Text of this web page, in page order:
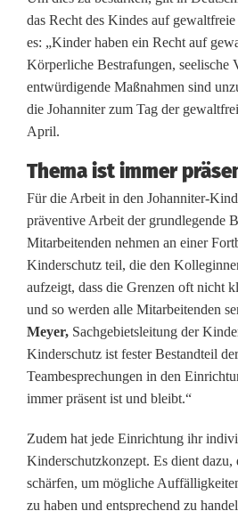
n
b
r
a
u
c
h
e
n
V
e
r
s
t
ä
das Recht des Kindes auf
es: „Kinder haben ein Recht auf
Körperliche Bestrafungen, seelische
entwürdigende Maßnahmen sind
die Johanniter zum Tag der
April.
Thema ist immer
Für die Arbeit in den Johanniter-
präventive Arbeit der grundlegende
Mitarbeitenden nehmen an einer
Kinderschutz teil, die den
aufzeigt, dass die Grenzen oft nicht
und so werden alle Mitarbeitenden
Meyer, Sachgebietsleitung der
Kinderschutz ist fester Bestandteil
Teambesprechungen in den
immer präsent ist und bleibt.“
Zudem hat jede Einrichtung ihr
Kinderschutzkonzept. Es dient dazu,
schärfen, um mögliche
zu haben und entsprechend zu